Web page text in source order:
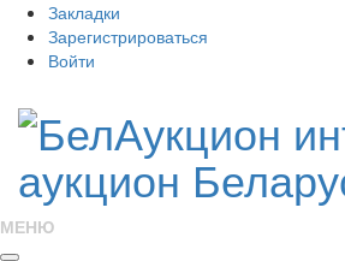
Закладки
Зарегистрироваться
Войти
МЕНЮ